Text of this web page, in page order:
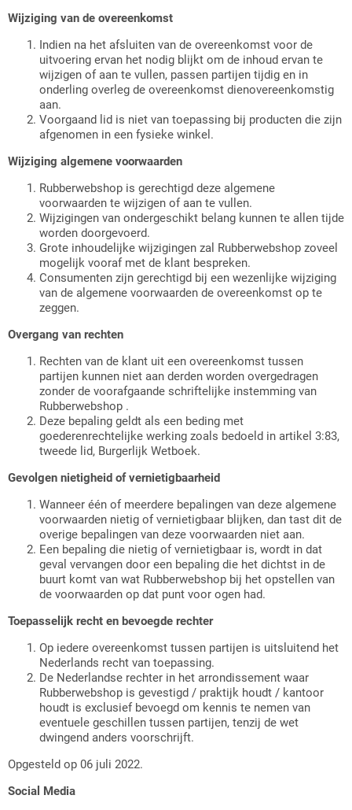
Wijziging van de overeenkomst
Indien na het afsluiten van de overeenkomst voor de
uitvoering ervan het nodig blijkt om de inhoud ervan te
wijzigen of aan te vullen, passen partijen tijdig en in
onderling overleg de overeenkomst dienovereenkomstig
aan.
Voorgaand lid is niet van toepassing bij producten die zijn
afgenomen in een fysieke winkel.
Wijziging algemene voorwaarden
Rubberwebshop is gerechtigd deze algemene
voorwaarden te wijzigen of aan te vullen.
Wijzigingen van ondergeschikt belang kunnen te allen tijde
worden doorgevoerd.
Grote inhoudelijke wijzigingen zal Rubberwebshop zoveel
mogelijk vooraf met de klant bespreken.
Consumenten zijn gerechtigd bij een wezenlijke wijziging
van de algemene voorwaarden de overeenkomst op te
zeggen.
Overgang van rechten
Rechten van de klant uit een overeenkomst tussen
partijen kunnen niet aan derden worden overgedragen
zonder de voorafgaande schriftelijke instemming van
Rubberwebshop .
Deze bepaling geldt als een beding met
goederenrechtelijke werking zoals bedoeld in artikel 3:83,
tweede lid, Burgerlijk Wetboek.
Gevolgen nietigheid of vernietigbaarheid
Wanneer één of meerdere bepalingen van deze algemene
voorwaarden nietig of vernietigbaar blijken, dan tast dit de
overige bepalingen van deze voorwaarden niet aan.
Een bepaling die nietig of vernietigbaar is, wordt in dat
geval vervangen door een bepaling die het dichtst in de
buurt komt van wat Rubberwebshop bij het opstellen van
de voorwaarden op dat punt voor ogen had.
Toepasselijk recht en bevoegde rechter
Op iedere overeenkomst tussen partijen is uitsluitend het
Nederlands recht van toepassing.
De Nederlandse rechter in het arrondissement waar
Rubberwebshop is gevestigd / praktijk houdt / kantoor
houdt is exclusief bevoegd om kennis te nemen van
eventuele geschillen tussen partijen, tenzij de wet
dwingend anders voorschrijft.
Opgesteld op 06 juli 2022.
Social Media